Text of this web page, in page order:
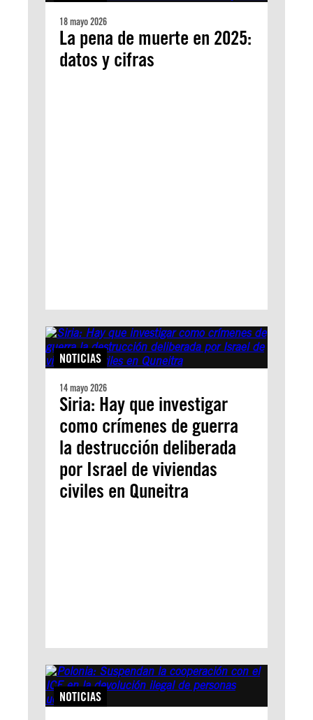
18 mayo 2026
La pena de muerte en 2025:
datos y cifras
NOTICIAS
14 mayo 2026
Siria: Hay que investigar
como crímenes de guerra
la destrucción deliberada
por Israel de viviendas
civiles en Quneitra
NOTICIAS